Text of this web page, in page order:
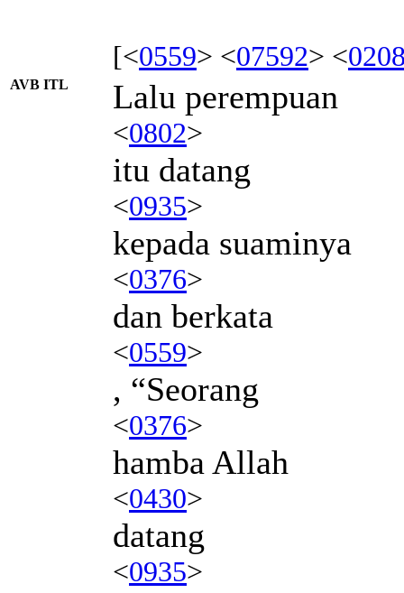
[<0559> <07592> <
AVB ITL Lalu perempuan
<0802>
itu datang
<0935>
kepada suaminya
<0376>
dan berkata
<0559>
, “Seorang
<0376>
hamba Allah
<0430>
datang
<0935>